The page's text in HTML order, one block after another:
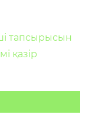
тапсырысын
қазір